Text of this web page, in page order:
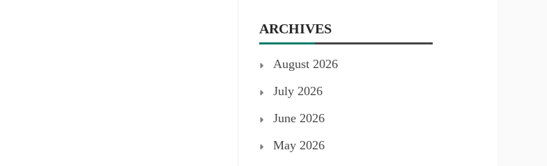
ARCHIVES
August 2026
July 2026
June 2026
May 2026